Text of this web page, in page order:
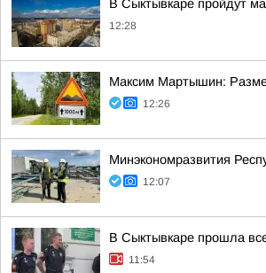
В Сыктывкаре пройдут
12:28
Максим Мартышин:
12:26
Минэкономразвития
12:07
В Сыктывкаре прошла
11:54